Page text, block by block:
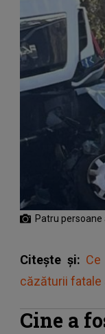
Patru
Citește și:
căzăturii fatale
Cine a